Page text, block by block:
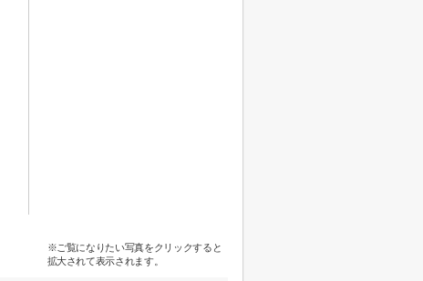
※ご覧になりたい写真をクリックすると
拡大されて表示されます。